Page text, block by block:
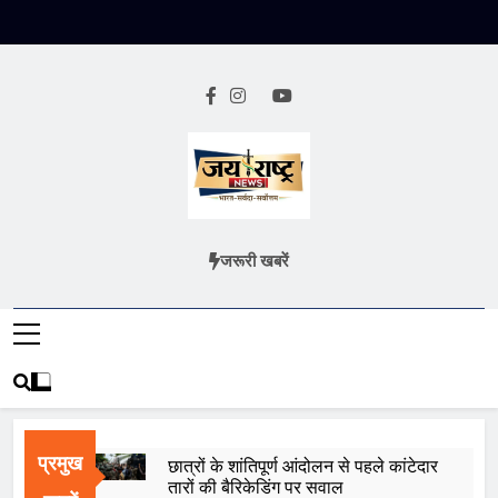
Jai Rashtra
हिंदी समाचार
जरूरी खबरें
प्रमुख
छात्रों के शांतिपूर्ण आंदोलन से पहले कांटेदार
तारों की बैरिकेडिंग पर सवाल